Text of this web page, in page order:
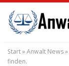
to
main
content
Start»Anwalt News»
finden.